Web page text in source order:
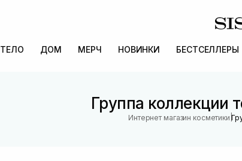
ТЕЛО ДОМ МЕРЧ НОВИНКИ БЕСТСЕЛЛЕРЫ
Группа коллекции
Интернет магазин косметики |